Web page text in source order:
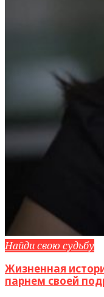
Найди свою судьбу
Жизненная
парнем своей